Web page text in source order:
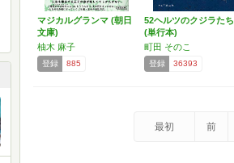
マジカルグランマ (朝日
文庫)
柚木 麻子
登録 885
52ヘルツのクジラたち
(単行本)
町田 そのこ
登録 36393
最初 前